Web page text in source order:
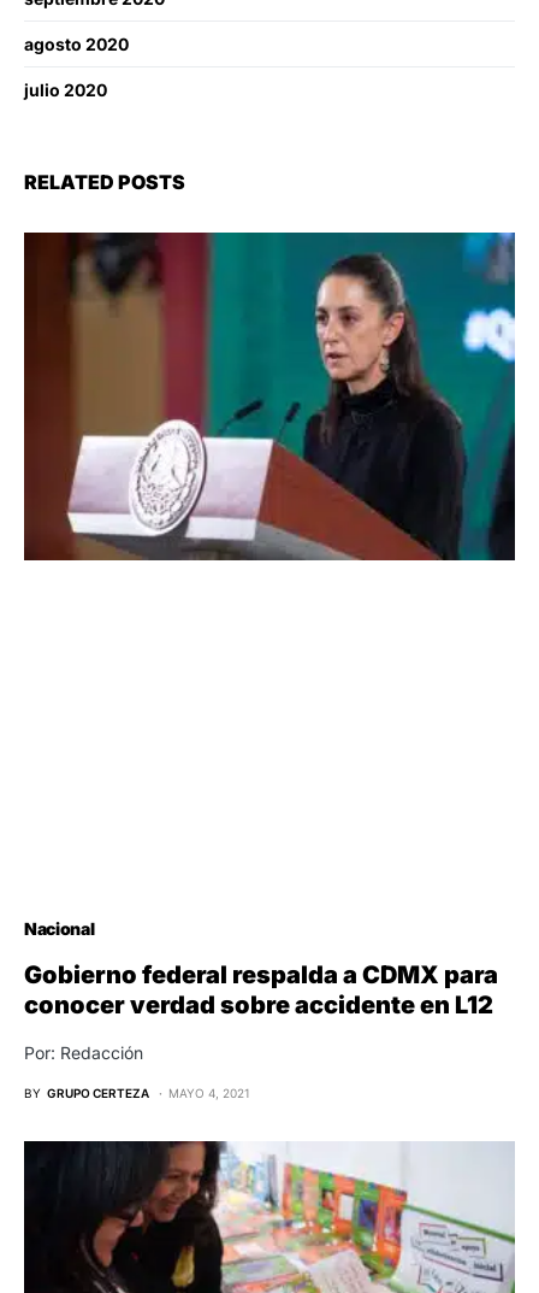
agosto 2020
julio 2020
RELATED POSTS
Nacional
Gobierno federal respalda a CDMX para
conocer verdad sobre accidente en L12
Por: Redacción
BY GRUPO CERTEZA MAYO 4, 2021